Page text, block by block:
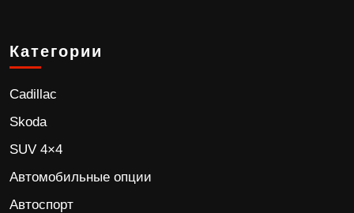
Категории
Cadillac
Skoda
SUV 4×4
Автомобильные опции
Автоспорт